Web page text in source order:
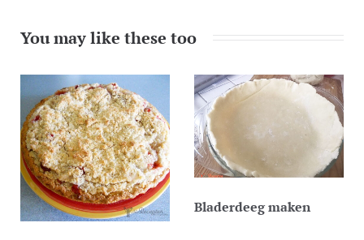
You may like these too
Bladerdeeg maken